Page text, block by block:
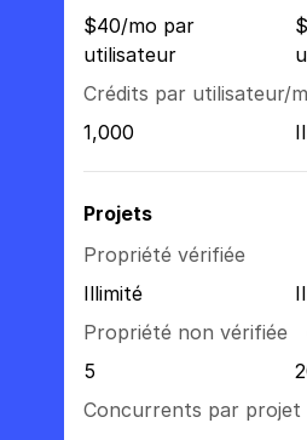
$40/mo par
utilisateur
Crédits par utilisateur/
1,000
Projets
Propriété vérifiée
Illimité
Propriété non vérifiée
5
Concurrents par projet